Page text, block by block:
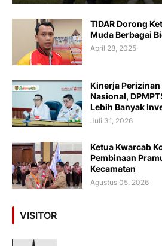
TIDAR Dorong
Muda Berbagai
April 28, 2025
Kinerja Perizinan
Nasional,
Lebih Banyak
Juli 31, 2026
Ketua Kwarcab
Pembinaan
Kecamatan
Agustus 05, 2026
VISITOR